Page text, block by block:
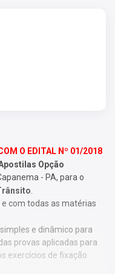
O EDITAL Nº 01/2018
Opção
- PA, para o
com todas as matérias
e dinâmico para
provas aplicadas para
exercícios de fixação